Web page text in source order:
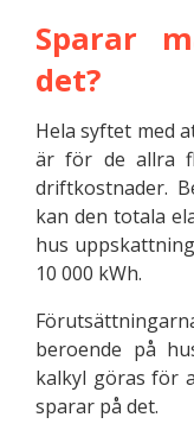
Sparar
det?
Hela syftet med
är för de allra
driftkostnader.
kan den totala
hus
10 000 kWh.
beroende på
kalkyl göras för
sparar på det.